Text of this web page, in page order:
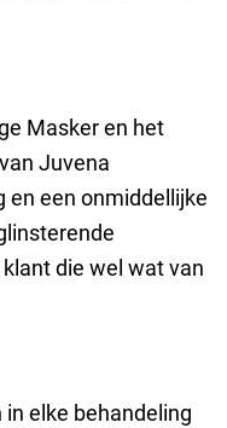
Masker en het
Juvena
een onmiddellijke
die wel wat van
elke behandeling